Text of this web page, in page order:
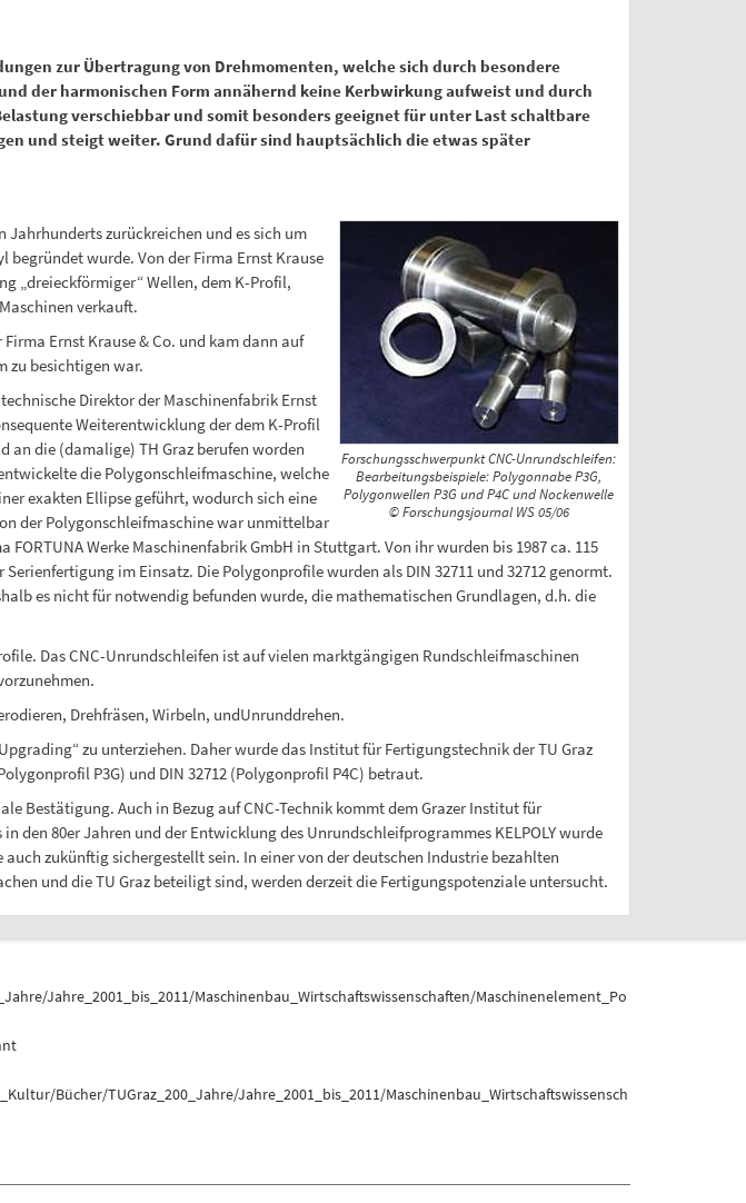
zur Übertragung von Drehmomenten, welche sich durch besondere
der harmonischen Form annähernd keine Kerbwirkung aufweist und durch
verschiebbar und somit besonders geeignet für unter Last schaltbare
und steigt weiter. Grund dafür sind hauptsächlich die etwas später
Forschungsschwerpunkt CNC-Unrundschleifen:
Bearbeitungsbeispiele: Polygonnabe P3G,
Polygonwellen P3G und P4C und Nockenwelle
© Forschungsjournal WS 05/06
zurückreichen und es sich um
wurde. Von der Firma Ernst Krause
„dreieckförmiger“ Wellen, dem K-Profil,
verkauft.
Ernst Krause & Co. und kam dann auf
zu besichtigen war.
Direktor der Maschinenfabrik Ernst
Weiterentwicklung der dem K-Profil
an die (damalige) TH Graz berufen worden
die Polygonschleifmaschine, welche
exakten Ellipse geführt, wodurch sich eine
der Polygonschleifmaschine war unmittelbar
Werke Maschinenfabrik GmbH in Stuttgart. Von ihr wurden bis 1987 ca. 115
im Einsatz. Die Polygonprofile wurden als DIN 32711 und 32712 genormt.
es nicht für notwendig befunden wurde, die mathematischen Grundlagen, d.h. die
Das CNC-Unrundschleifen ist auf vielen marktgängigen Rundschleifmaschinen
Drehfräsen, Wirbeln, undUnrunddrehen.
zu unterziehen. Daher wurde das Institut für Fertigungstechnik der TU Graz
P3G) und DIN 32712 (Polygonprofil P4C) betraut.
Bestätigung. Auch in Bezug auf CNC-Technik kommt dem Grazer Institut für
80er Jahren und der Entwicklung des Unrundschleifprogrammes KELPOLY wurde
zukünftig sichergestellt sein. In einer von der deutschen Industrie bezahlten
und die TU Graz beteiligt sind, werden derzeit die Fertigungspotenziale untersucht.
Jahre_2001_bis_2011/Maschinenbau_Wirtschaftswissenschaften/Maschinenelement_Po
Bücher/TUGraz_200_Jahre/Jahre_2001_bis_2011/Maschinenbau_Wirtschaftswissensch